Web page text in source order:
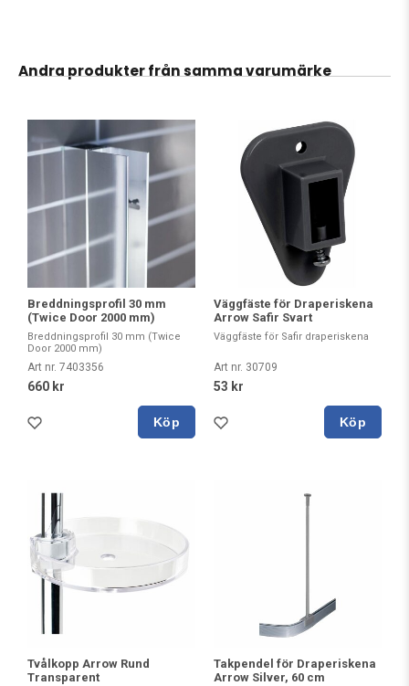
Andra produkter från samma varumärke
Breddningsprofil 30 mm
(Twice Door 2000 mm)
Breddningsprofil 30 mm (Twice
Door 2000 mm)
Art nr. 7403356
660 kr
Köp
Väggfäste för Draperiskena
Arrow Safir Svart
Väggfäste för Safir draperiskena
Art nr. 30709
53 kr
Köp
Tvålkopp Arrow Rund
Transparent
Takpendel för Draperiskena
Arrow Silver, 60 cm